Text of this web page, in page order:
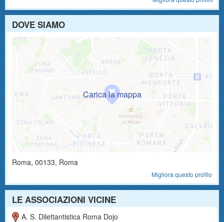
DOVE SIAMO
Roma, 00133, Roma
Migliora questo profilo
LE ASSOCIAZIONI VICINE
A. S. Dilettantistica Roma Dojo